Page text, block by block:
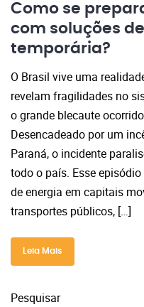
Como se
com soluções
temporária?
O Brasil vive uma
revelam fragilidades no
o grande blecaute
Desencadeado por um
Paraná, o incidente
todo o país. Esse
de energia em capitais
transportes públicos, […]
Leia Mais
Pesquisar